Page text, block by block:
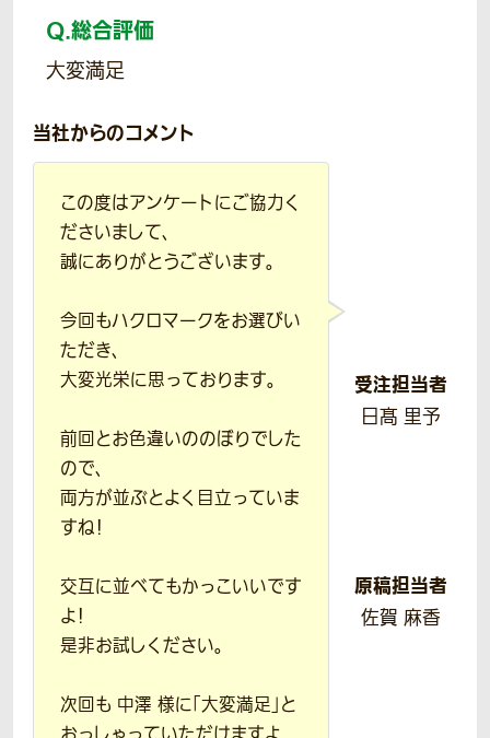
Q.総合評価
大変満足
当社からのコメント
この度はアンケートにご協力く
ださいまして、
誠にありがとうございます。
今回もハクロマークをお選びい
ただき、
大変光栄に思っております。
前回とお色違いののぼりでした
ので、
両方が並ぶとよく目立っていま
すね！
交互に並べてもかっこいいです
よ！
是非お試しください。
次回も 中澤 様に「大変満足」と
受注担当者
日髙 里予
原稿担当者
佐賀 麻香